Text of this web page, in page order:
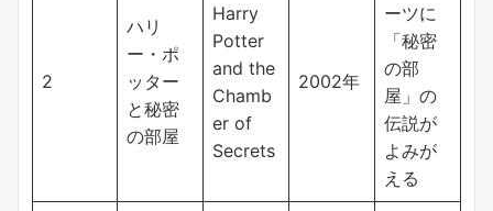
2
ハリ
ー・ポ
ッター
と秘密
の部屋
Harry
Potter
and the
Chamb
er of
Secrets
2002年
ーツに
「秘密
の部
屋」の
伝説が
よみが
える